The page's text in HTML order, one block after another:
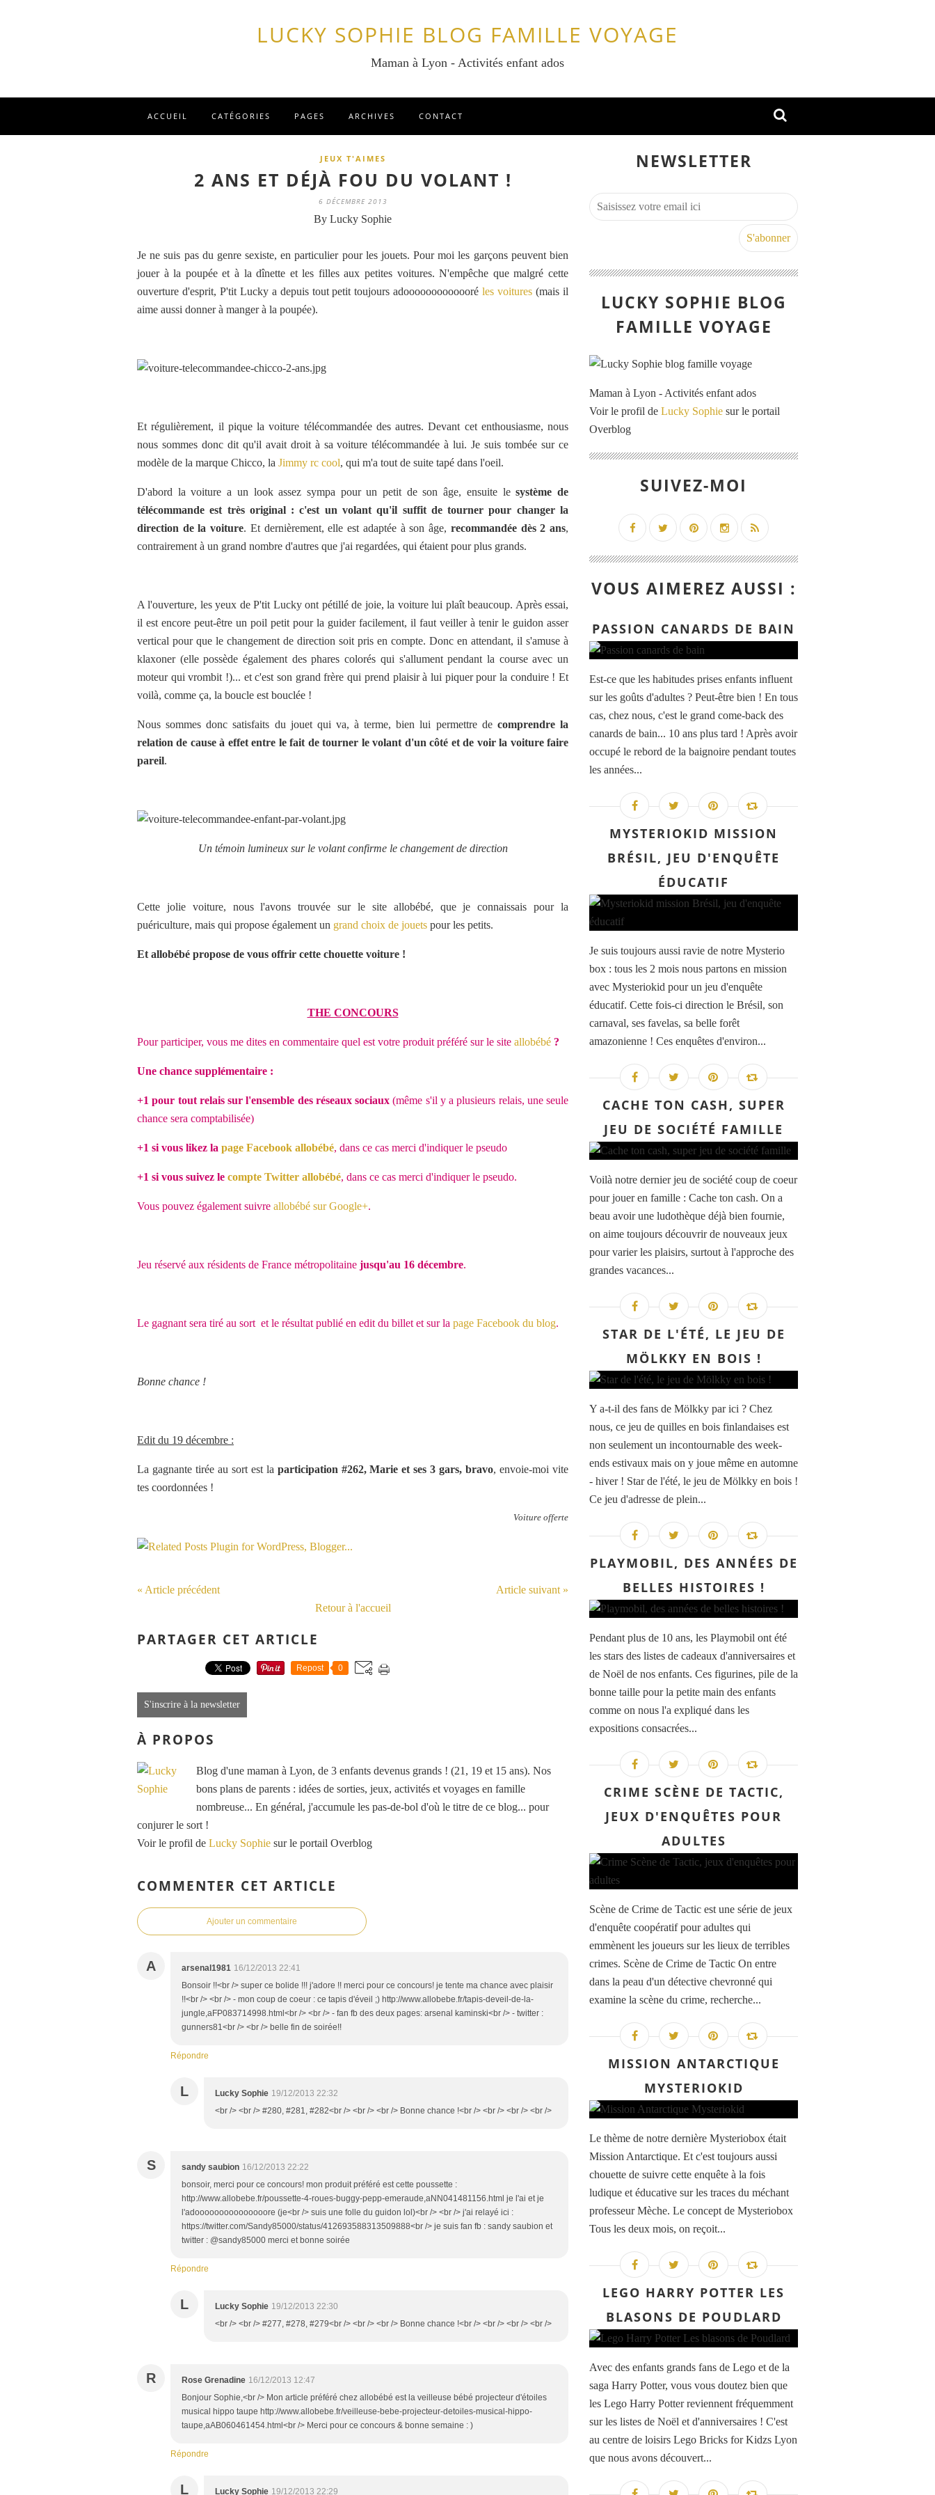
LUCKY SOPHIE BLOG FAMILLE VOYAGE
Maman à Lyon - Activités enfant ados
ACCUEIL CATÉGORIES PAGES ARCHIVES CONTACT
JEUX T'AIMES
2 ANS ET DÉJÀ FOU DU VOLANT !
6 DÉCEMBRE 2013
By Lucky Sophie
Je ne suis pas du genre sexiste, en particulier pour les jouets. Pour moi les garçons peuvent bien
jouer à la poupée et à la dînette et les filles aux petites voitures. N'empêche que malgré cette
ouverture d'esprit, P'tit Lucky a depuis tout petit toujours adooooooooooooréles voitures (mais il
aime aussi donner à manger à la poupée).
Et régulièrement, il pique la voiture télécommandée des autres. Devant cet enthousiasme, nous
nous sommes donc dit qu'il avait droit à sa voiture télécommandée à lui. Je suis tombée sur ce
modèle de la marque Chicco, la Jimmy rc cool, qui m'a tout de suite tapé dans l'oeil.
D'abord la voiture a un look assez sympa pour un petit de son âge, ensuite lesystème de
télécommande est très original : c'est un volant qu'il suffit de tourner pour changer la
direction de la voiture. Et dernièrement, elle est adaptée à son âge, recommandée dès 2 ans,
contrairement à un grand nombre d'autres que j'ai regardées, qui étaient pour plus grands.
A l'ouverture, les yeux de P'tit Lucky ont pétillé de joie, la voiture lui plaît beaucoup. Après essai,
il est encore peut-être un poil petit pour la guider facilement, il faut veiller à tenir le guidon asser
vertical pour que le changement de direction soit pris en compte. Donc en attendant, il s'amuse à
klaxoner (elle possède également des phares colorés qui s'allument pendant la course avec un
moteur qui vrombit !)... et c'est son grand frère qui prend plaisir à lui piquer pour la conduire ! Et
voilà, comme ça, la boucle est bouclée !
Nous sommes donc satisfaits du jouet qui va, à terme, bien lui permettre de comprendre la
relation de cause à effet entre le fait de tourner le volant d'un côté et de voir la voiture faire
pareil.
Un témoin lumineux sur le volant confirme le changement de direction
Cette jolie voiture, nous l'avons trouvée sur le site allobébé, que je connaissais pour la
puériculture, mais qui propose également un grand choix de jouets pour les petits.
Et allobébé propose de vous offrir cette chouette voiture !
THE CONCOURS
Pour participer, vous me dites en commentaire quel est votre produit préféré sur le site allobébé ?
Une chance supplémentaire :
+1 pour tout relais sur l'ensemble des réseaux sociaux (même s'il y a plusieurs relais, une seule
chance sera comptabilisée)
+1 si vous likez la page Facebook allobébé, dans ce cas merci d'indiquer le pseudo
+1 si vous suivez le compte Twitter allobébé, dans ce cas merci d'indiquer le pseudo.
Vous pouvez également suivre allobébé sur Google+.
Jeu réservé aux résidents de France métropolitaine jusqu'au 16 décembre.
Le gagnant sera tiré au sort et le résultat publié en edit du billet et sur la page Facebook du blog.
Bonne chance !
Edit du 19 décembre :
La gagnante tirée au sort est la participation #262, Marie et ses 3 gars, bravo, envoie-moi vite
tes coordonnées !
Voiture offerte
« Article précédent
Article suivant »
Retour à l'accueil
PARTAGER CET ARTICLE
Repost 0
S'inscrire à la newsletter
À PROPOS
Blog d'une maman à Lyon, de 3 enfants devenus grands ! (21, 19 et 15 ans). Nos
bons plans de parents : idées de sorties, jeux, activités et voyages en famille
nombreuse... En général, j'accumule les pas-de-bol d'où le titre de ce blog... pour
conjurer le sort !
Voir le profil de Lucky Sophie sur le portail Overblog
COMMENTER CET ARTICLE
Ajouter un commentaire
A arsenal1981 16/12/2013 22:41
Bonsoir !!<br /> super ce bolide !!! j'adore !! merci pour ce concours! je tente ma chance avec plaisir
!!<br /> <br /> - mon coup de coeur : ce tapis d'éveil ;) http://www.allobebe.fr/tapis-deveil-de-la-
jungle,aFP083714998.html<br /> <br /> - fan fb des deux pages: arsenal kaminski<br /> - twitter :
gunners81<br /> <br /> belle fin de soirée!!
Répondre
L Lucky Sophie 19/12/2013 22:32
<br /> <br /> #280, #281, #282<br /> <br /> <br /> Bonne chance !<br /> <br /> <br /> <br />
S sandy saubion 16/12/2013 22:22
bonsoir, merci pour ce concours! mon produit préféré est cette poussette :
http://www.allobebe.fr/poussette-4-roues-buggy-pepp-emeraude,aNN041481156.html je l'ai et je
l'adooooooooooooooore (je<br /> suis une folle du guidon lol)<br /> <br /> j'ai relayé ici :
https://twitter.com/Sandy85000/status/412693588313509888<br /> je suis fan fb : sandy saubion et
twitter : @sandy85000 merci et bonne soirée
Répondre
L Lucky Sophie 19/12/2013 22:30
<br /> <br /> #277, #278, #279<br /> <br /> <br /> Bonne chance !<br /> <br /> <br /> <br />
R Rose Grenadine 16/12/2013 12:47
Bonjour Sophie,<br /> Mon article préféré chez allobébé est la veilleuse bébé projecteur d'étoiles
musical hippo taupe http://www.allobebe.fr/veilleuse-bebe-projecteur-detoiles-musical-hippo-
taupe,aAB060461454.html<br /> Merci pour ce concours & bonne semaine : )
Répondre
L Lucky Sophie 19/12/2013 22:29
NEWSLETTER
LUCKY SOPHIE BLOG
FAMILLE VOYAGE
Maman à Lyon - Activités enfant ados
Voir le profil de Lucky Sophie sur le portail
Overblog
SUIVEZ-MOI
VOUS AIMEREZ AUSSI :
PASSION CANARDS DE BAIN
Est-ce que les habitudes prises enfants influent
sur les goûts d'adultes ? Peut-être bien ! En tous
cas, chez nous, c'est le grand come-back des
canards de bain... 10 ans plus tard ! Après avoir
occupé le rebord de la baignoire pendant toutes
les années...
MYSTERIOKID MISSION
BRÉSIL, JEU D'ENQUÊTE
ÉDUCATIF
Je suis toujours aussi ravie de notre Mysterio
box : tous les 2 mois nous partons en mission
avec Mysteriokid pour un jeu d'enquête
éducatif. Cette fois-ci direction le Brésil, son
carnaval, ses favelas, sa belle forêt
amazonienne ! Ces enquêtes d'environ...
CACHE TON CASH, SUPER
JEU DE SOCIÉTÉ FAMILLE
Voilà notre dernier jeu de société coup de coeur
pour jouer en famille : Cache ton cash. On a
beau avoir une ludothèque déjà bien fournie,
on aime toujours découvrir de nouveaux jeux
pour varier les plaisirs, surtout à l'approche des
grandes vacances...
STAR DE L'ÉTÉ, LE JEU DE
MÖLKKY EN BOIS !
Y a-t-il des fans de Mölkky par ici ? Chez
nous, ce jeu de quilles en bois finlandaises est
non seulement un incontournable des week-
ends estivaux mais on y joue même en automne
- hiver ! Star de l'été, le jeu de Mölkky en bois !
Ce jeu d'adresse de plein...
PLAYMOBIL, DES ANNÉES DE
BELLES HISTOIRES !
Pendant plus de 10 ans, les Playmobil ont été
les stars des listes de cadeaux d'anniversaires et
de Noël de nos enfants. Ces figurines, pile de la
bonne taille pour la petite main des enfants
comme on nous l'a expliqué dans les
expositions consacrées...
CRIME SCÈNE DE TACTIC,
JEUX D'ENQUÊTES POUR
ADULTES
Scène de Crime de Tactic est une série de jeux
d'enquête coopératif pour adultes qui
emmènent les joueurs sur les lieux de terribles
crimes. Scène de Crime de Tactic On entre
dans la peau d'un détective chevronné qui
examine la scène du crime, recherche...
MISSION ANTARCTIQUE
MYSTERIOKID
Le thème de notre dernière Mysteriobox était
Mission Antarctique. Et c'est toujours aussi
chouette de suivre cette enquête à la fois
ludique et éducative sur les traces du méchant
professeur Mèche. Le concept de Mysteriobox
Tous les deux mois, on reçoit...
LEGO HARRY POTTER LES
BLASONS DE POUDLARD
Avec des enfants grands fans de Lego et de la
saga Harry Potter, vous vous doutez bien que
les Lego Harry Potter reviennent fréquemment
sur les listes de Noël et d'anniversaires ! C'est
au centre de loisirs Lego Bricks for Kidzs Lyon
que nous avons découvert...